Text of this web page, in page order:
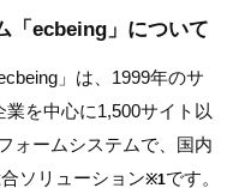
「ecbeing」について
」は、1999年のサ
を中心に1,500サイト以
ォームシステムで、国内
ソリューション※1です。